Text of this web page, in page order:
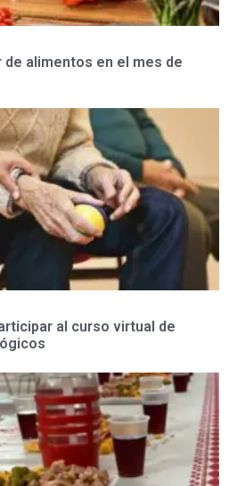
de alimentos en el mes de
al curso virtual de